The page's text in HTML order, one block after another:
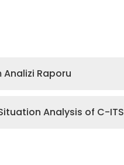
Analizi Raporu
Analysis of C-ITS